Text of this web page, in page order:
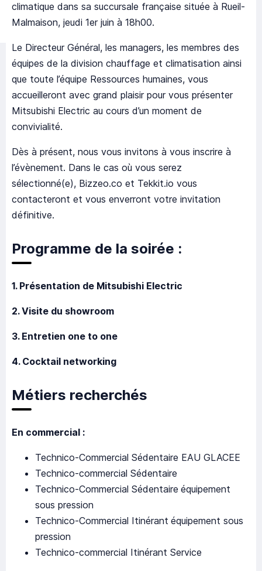
climatique dans sa succursale française située à Rueil-
Malmaison, jeudi 1er juin à 18h00.
Le Directeur Général, les managers, les membres des
équipes de la division chauffage et climatisation ainsi
que toute l’équipe Ressources humaines, vous
accueilleront avec grand plaisir pour vous présenter
Mitsubishi Electric au cours d’un moment de
convivialité.
Dès à présent, nous vous invitons à vous inscrire à
l’évènement. Dans le cas où vous serez
sélectionné(e), Bizzeo.co et Tekkit.io vous
contacteront et vous enverront votre invitation
définitive.
Programme de la soirée :
1. Présentation de Mitsubishi Electric
2. Visite du showroom
3. Entretien one to one
4. Cocktail networking
Métiers recherchés
En commercial :
Technico-Commercial Sédentaire EAU GLACEE
Technico-commercial Sédentaire
Technico-Commercial Sédentaire équipement
sous pression
Technico-Commercial Itinérant équipement sous
pression
Technico-commercial Itinérant Service